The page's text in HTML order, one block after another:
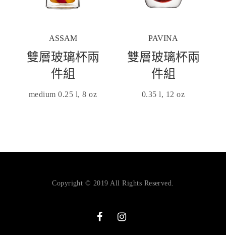
ASSAM
雙層玻璃杯兩
件組
medium 0.25 l, 8 oz
PAVINA
雙層玻璃杯兩
件組
0.35 l, 12 oz
Copyright © 2019 All Rights Reserved.